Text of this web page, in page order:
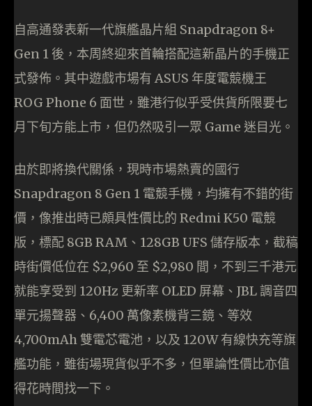
自高通發表新一代旗艦晶片組 Snapdragon 8+
Gen 1 後，本周終迎來首輪搭配這新晶片的手機正
式發佈。其中遊戲市場有 ASUS 年度電競機王
ROG Phone 6 面世，雖港行似乎受供貨所限要七
月下旬方能上市，但仍然吸引一眾 Game 迷目光。
由於即將換代關係，現時市場熱賣的國行
Snapdragon 8 Gen 1 電競手機，均擁有不錯的街
價，像推出時已頗具性價比的 Redmi K50 電競
版，標配 8GB RAM、128GB UFS 儲存版本，截稿
時街價低位在 $2,960 至 $2,980 間，不到三千港元
就能享受到 120Hz 更新率 OLED 屏幕、JBL 調音四
單元揚聲器、6,400 萬像素機背三鏡、等效
4,700mAh 雙電芯電池，以及 120W 有線快充等旗
艦功能，雖街場現貨似乎不多，但單論性價比亦值
得花時間找一下。